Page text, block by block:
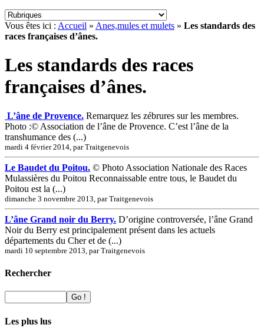
Vous êtes ici : Accueil » Anes,mules et mulets » Les standards des
races françaises d’ânes.
Les standards des races
françaises d’ânes.
L’âne de Provence. Remarquez les zébrures sur les membres.
Photo :© Association de l’âne de Provence. C’est l’âne de la
transhumance des (...)
mardi 4 février 2014, par Traitgenevois
Le Baudet du Poitou. © Photo Association Nationale des Races
Mulassières du Poitou Reconnaissable entre tous, le Baudet du
Poitou est la (...)
dimanche 3 novembre 2013, par Traitgenevois
L’âne Grand noir du Berry. D’origine controversée, l’âne Grand
Noir du Berry est principalement présent dans les actuels
départements du Cher et de (...)
mardi 10 septembre 2013, par Traitgenevois
Rechercher
Les plus lus